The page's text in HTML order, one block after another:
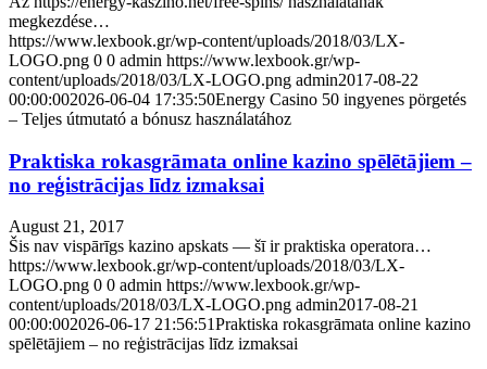
megkezdése…
https://www.lexbook.gr/wp-content/uploads/2018/03/LX-
LOGO.png 0 0 admin https://www.lexbook.gr/wp-
content/uploads/2018/03/LX-LOGO.png admin2017-08-22
00:00:002026-06-04 17:35:50Energy Casino 50 ingyenes pörgetés
– Teljes útmutató a bónusz használatához
Praktiska rokasgrāmata online kazino spēlētājiem –
no reģistrācijas līdz izmaksai
August 21, 2017
Šis nav vispārīgs kazino apskats — šī ir praktiska operatora…
https://www.lexbook.gr/wp-content/uploads/2018/03/LX-
LOGO.png 0 0 admin https://www.lexbook.gr/wp-
content/uploads/2018/03/LX-LOGO.png admin2017-08-21
00:00:002026-06-17 21:56:51Praktiska rokasgrāmata online kazino
spēlētājiem – no reģistrācijas līdz izmaksai